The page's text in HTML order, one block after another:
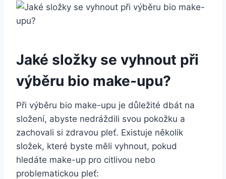
Jaké‍ složky se vyhnout při
výběru⁢ bio ⁤make-upu?
Při výběru bio make-upu je důležité dbát na
složení, abyste nedráždili ​svou ‌pokožku a
zachovali si zdravou pleť. Existuje několik
složek, které⁤ byste měli vyhnout, pokud
hledáte⁤ make-up pro citlivou nebo
problematickou pleť: